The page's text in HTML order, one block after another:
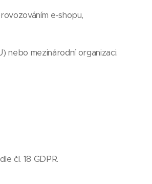
e-shopu,
nebo mezinárodní organizaci.
čl. 18 GDPR.